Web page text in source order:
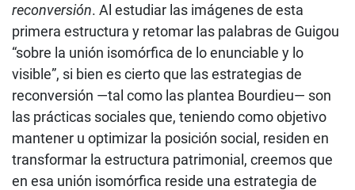
reconversión. Al estudiar las imágenes de esta
primera estructura y retomar las palabras de Guigou
“sobre la unión isomórfica de lo enunciable y lo
visible”, si bien es cierto que las estrategias de
reconversión —tal como las plantea Bourdieu— son
las prácticas sociales que, teniendo como objetivo
mantener u optimizar la posición social, residen en
transformar la estructura patrimonial, creemos que
en esa unión isomórfica reside una estrategia de